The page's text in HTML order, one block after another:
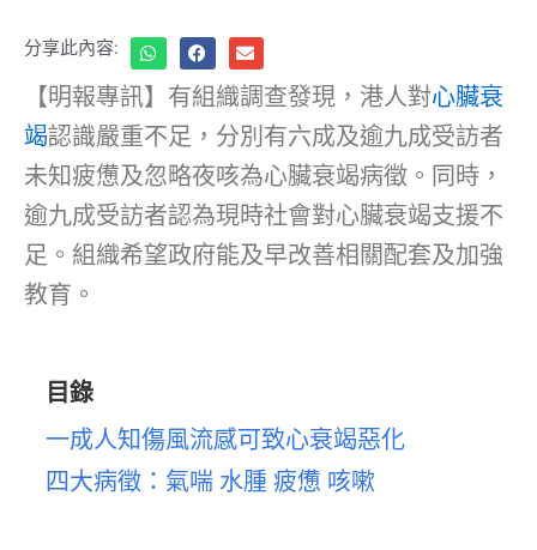
分享此內容:
【明報專訊】有組織調查發現，港人對心臟衰
竭認識嚴重不足，分別有六成及逾九成受訪者
未知疲憊及忽略夜咳為心臟衰竭病徵。同時，
逾九成受訪者認為現時社會對心臟衰竭支援不
足。組織希望政府能及早改善相關配套及加強
教育。
目錄
一成人知傷風流感可致心衰竭惡化
四大病徵：氣喘 水腫 疲憊 咳嗽